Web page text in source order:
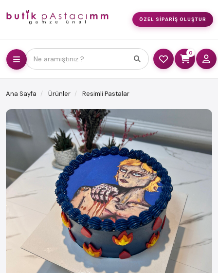
ÖZEL SIPARIŞ OLUŞTUR
Ne aramıştınız ?
0
Ana Sayfa Ürünler Resimli Pastalar